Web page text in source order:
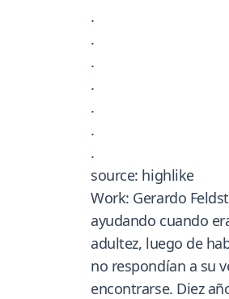
.
.
.
.
.
.
.
source: highlike
Work: Gerardo
ayudando cuando
adultez, luego de
no respondían a su
encontrarse. Diez